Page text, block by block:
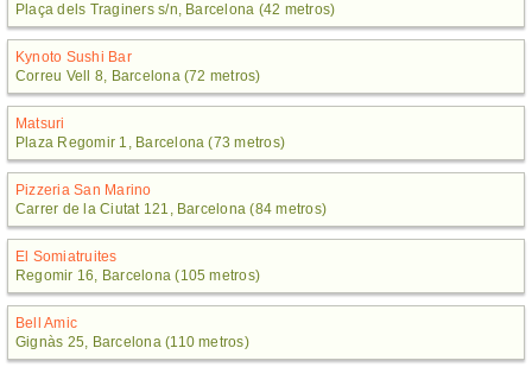
Plaça dels Traginers s/n, Barcelona (42 metros)
Kynoto Sushi Bar
Correu Vell 8, Barcelona (72 metros)
Matsuri
Plaza Regomir 1, Barcelona (73 metros)
Pizzeria San Marino
Carrer de la Ciutat 121, Barcelona (84 metros)
El Somiatruites
Regomir 16, Barcelona (105 metros)
Bell Amic
Gignàs 25, Barcelona (110 metros)